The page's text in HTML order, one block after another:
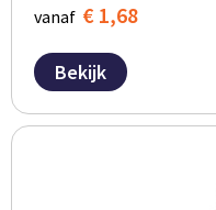
vanaf € 1,68
Bekijk